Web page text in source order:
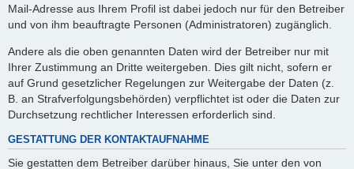
Mail-Adresse aus Ihrem Profil ist dabei jedoch nur für den Betreiber
und von ihm beauftragte Personen (Administratoren) zugänglich.
Andere als die oben genannten Daten wird der Betreiber nur mit
Ihrer Zustimmung an Dritte weitergeben. Dies gilt nicht, sofern er
auf Grund gesetzlicher Regelungen zur Weitergabe der Daten (z.
B. an Strafverfolgungsbehörden) verpflichtet ist oder die Daten zur
Durchsetzung rechtlicher Interessen erforderlich sind.
GESTATTUNG DER KONTAKTAUFNAHME
Sie gestatten dem Betreiber darüber hinaus, Sie unter den von